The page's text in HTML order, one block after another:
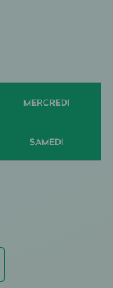
MERCREDI
SAMEDI